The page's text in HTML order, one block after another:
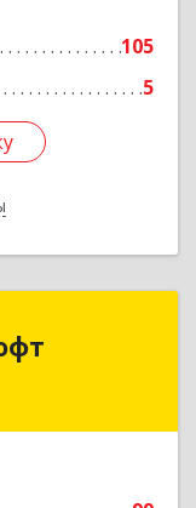
105
5
КБ-Софт
Богородский,